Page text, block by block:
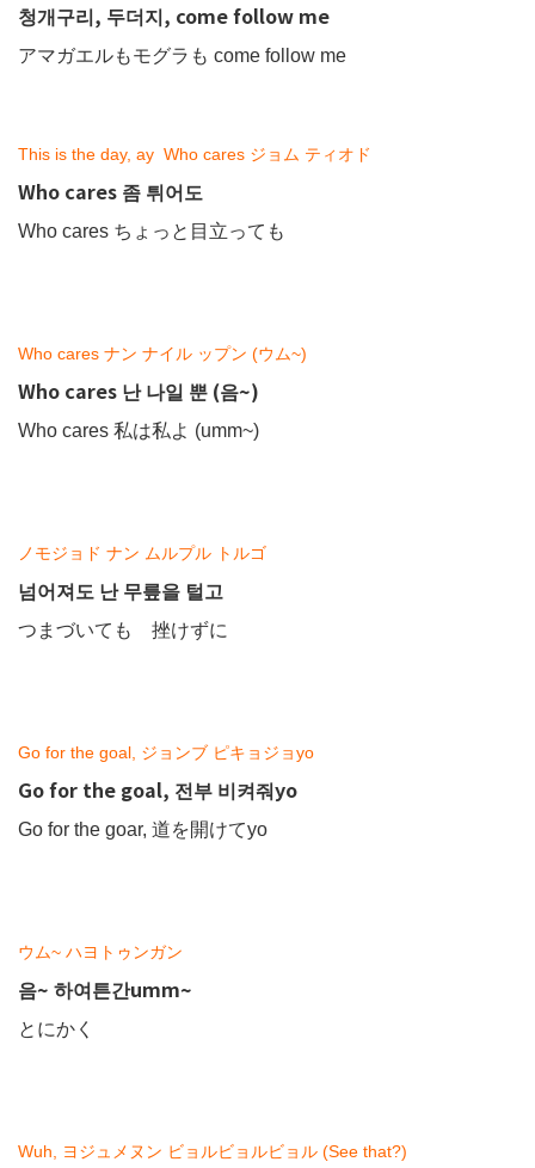
청개구리, 두더지, come follow me
アマガエルもモグラも come follow me
This is the day, ay Who cares ジョム ティオド
Who cares 좀 튀어도
Who cares ちょっと目立っても
Who cares ナン ナイル ップン (ウム~)
Who cares 난 나일 뿐 (음~)
Who cares 私は私よ (umm~)
ノモジョド ナン ムルプル トルゴ
넘어져도 난 무릎을 털고
つまづいても 挫けずに
Go for the goal, ジョンブ ピキョジョyo
Go for the goal, 전부 비켜줘yo
Go for the goar, 道を開けてyo
ウム~ ハヨトゥンガン
음~ 하여튼간umm~
とにかく
Wuh, ヨジュメヌン ビョルビョルビョル (See that?)